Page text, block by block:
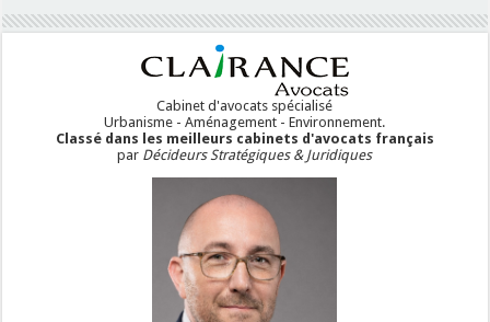
Cabinet d'avocats spécialisé
Urbanisme - Aménagement - Environnement.
Classé dans les meilleurs cabinets d'avocats français
par Décideurs Stratégiques & Juridiques